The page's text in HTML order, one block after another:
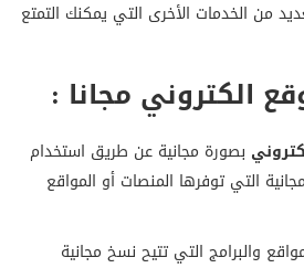
من الخدمات الأخرى التي يمكنك التمتع
الكتروني مجانا :
بصورة مجانية عن طريق استخدام
التي توفرها المنصات أو المواقع
والبرامج التي تتيح نسخ مجانية